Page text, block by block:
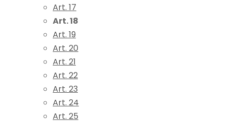
Art. 17
Art. 18
Art. 19
Art. 20
Art. 21
Art. 22
Art. 23
Art. 24
Art. 25